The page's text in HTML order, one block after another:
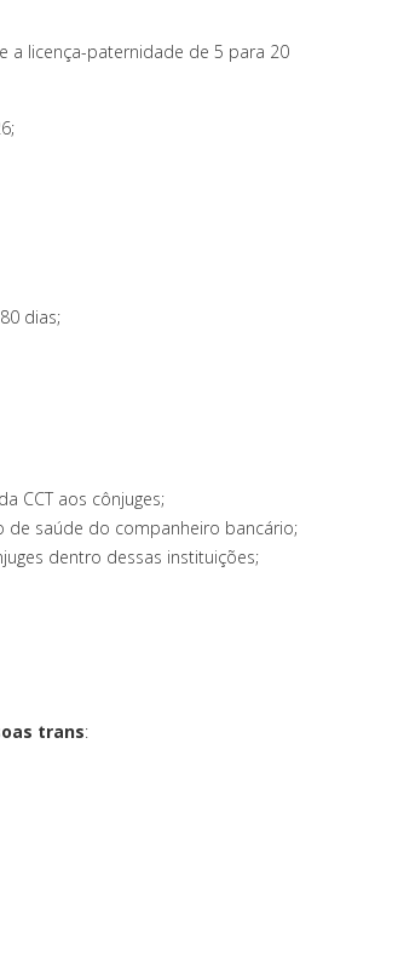
a licença-paternidade de 5 para 20
dias;
CCT aos cônjuges;
de saúde do companheiro bancário;
dentro dessas instituições;
trans: